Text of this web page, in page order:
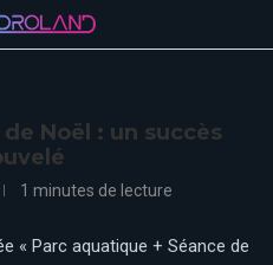
Noël : un succès
1 minutes de lecture
« Parc aquatique + Séance de